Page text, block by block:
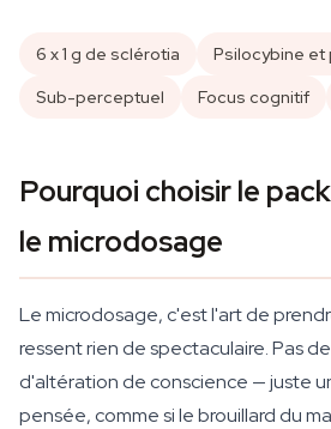
6 x 1 g de sclérotia
Psilocybine et
Sub-perceptuel
Focus cognitif
Pourquoi choisir le
le microdosage
Le microdosage, c'est l'art de
ressent rien de spectaculaire. Pas
d'altération de conscience — juste
pensée, comme si le brouillard du